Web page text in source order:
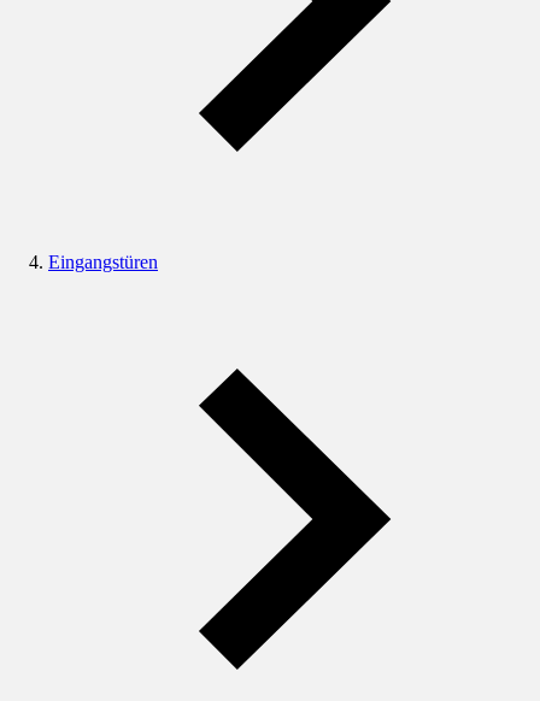
Eingangstüren